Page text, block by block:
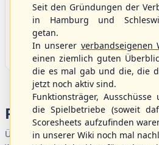
Bargenstedt
Beavers
Portalbereiche
Übersicht der Verbandsbereiche –
Seit den Gründungen der
in Hamburg und
getan.
In unserer verbandseigenen
einen ziemlich guten
die es mal gab und die, die
jetzt noch aktiv sind.
Funktionsträger, Ausschüsse
die Spielbetriebe (soweit
Scoresheets aufzufinden
in unserer Wiki noch mal